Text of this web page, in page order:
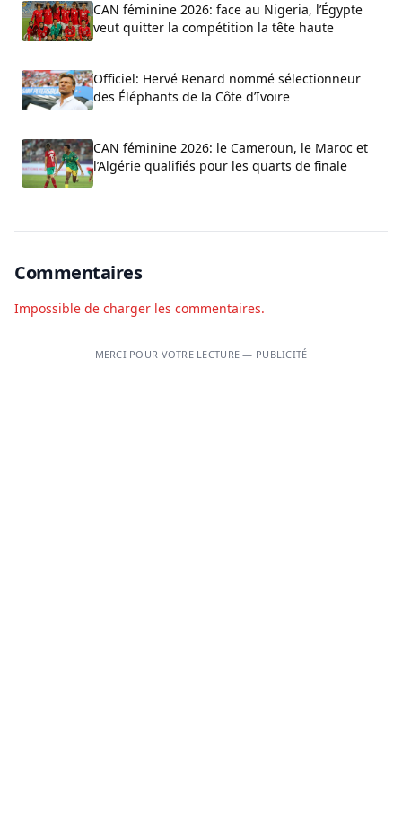
CAN féminine 2026: face au Nigeria, l’Égypte
veut quitter la compétition la tête haute
Officiel: Hervé Renard nommé sélectionneur
des Éléphants de la Côte d’Ivoire
CAN féminine 2026: le Cameroun, le Maroc et
l’Algérie qualifiés pour les quarts de finale
Commentaires
Impossible de charger les commentaires.
MERCI POUR VOTRE LECTURE — PUBLICITÉ